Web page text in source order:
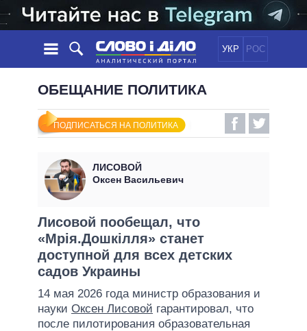
УКР РОС
НОВОСТИ
ЛЕНТА
СОБЫТИЯ
СТАТЬИ
МНЕНИЯ
ОБЗОРЫ
ДАЙДЖЕСТЫ
ПОЛИТИКА
ЭКОНОМИКА
МИР
ОБЕЩАНИЯ
ВСЕ ПОЛИТИКИ
ПРЕЗИДЕНТ И ОФИС
ВЕРХОВНАЯ РАДА
КАБИНЕТ МИНИСТРОВ
ГЛАВЫ ОБЛАДМИНИСТРАЦИЙ
МЭРЫ
ВСЕ ПЕРСОНЫ
ИНФОГРАФИКА
ПОДДЕРЖАТЬ
СРАВНЕНИЕ ПОЛИТИКОВ
ОБЕЩАНИЕ ПОЛИТИКА
ПОДПИСАТЬСЯ НА ПОЛИТИКА
ЛИСОВОЙ
Оксен Васильевич
Лисовой пообещал, что
«Мрія.Дошкілля» станет
доступной для всех детских
садов Украины
14 мая 2026 года министр образования и
науки Оксен Лисовой гарантировал, что
после пилотирования образовательная